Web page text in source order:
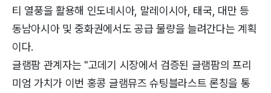
티 열풍을 활용해 인도네시아, 말레이시아, 태국, 대만 등
동남아시아 및 중화권에서도 공급 물량을 늘려간다는 계획
이다.
글램팜 관계자는 "고데기 시장에서 검증된 글램팜의 프리
미엄 가치가 이번 홍콩 글램뮤즈 슈팅블라스트 론칭을 통